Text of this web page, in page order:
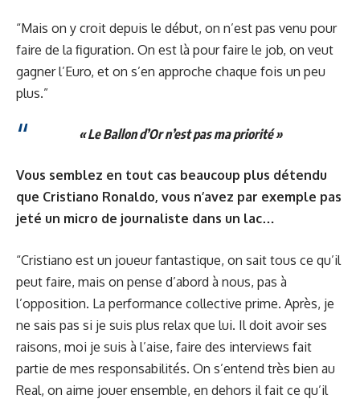
“Mais on y croit depuis le début, on n’est pas venu pour
faire de la figuration. On est là pour faire le job, on veut
gagner l’Euro, et on s’en approche chaque fois un peu
plus.”
« Le Ballon d’Or n’est pas ma priorité »
Vous semblez en tout cas beaucoup plus détendu
que Cristiano Ronaldo, vous n’avez par exemple pas
jeté un micro de journaliste dans un lac…
“Cristiano est un joueur fantastique, on sait tous ce qu’il
peut faire, mais on pense d’abord à nous, pas à
l’opposition. La performance collective prime. Après, je
ne sais pas si je suis plus relax que lui. Il doit avoir ses
raisons, moi je suis à l’aise, faire des interviews fait
partie de mes responsabilités. On s’entend très bien au
Real, on aime jouer ensemble, en dehors il fait ce qu’il